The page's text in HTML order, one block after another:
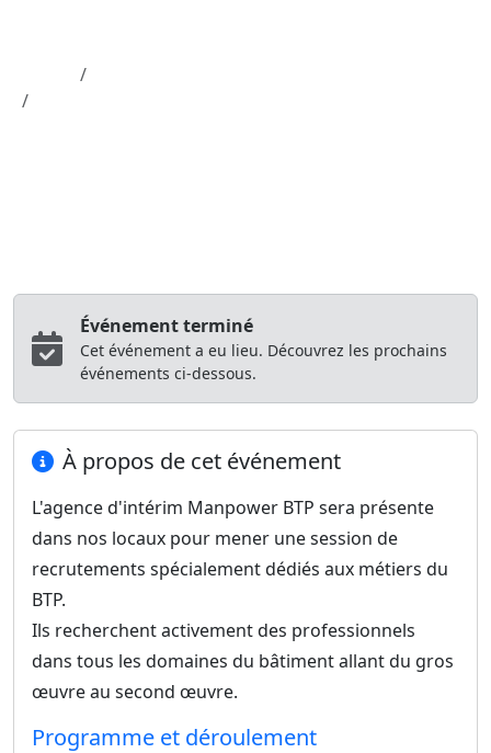
Événement terminé
Cet événement a eu lieu. Découvrez les prochains
événements ci-dessous.
À propos de cet événement
L'agence d'intérim Manpower BTP sera présente
dans nos locaux pour mener une session de
recrutements spécialement dédiés aux métiers du
BTP.
Ils recherchent activement des professionnels
dans tous les domaines du bâtiment allant du gros
œuvre au second œuvre.
Programme et déroulement